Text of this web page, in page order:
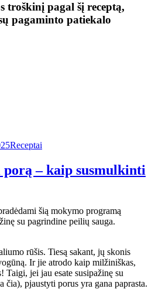
troškinį pagal šį receptą,
pagaminto patiekalo
Receptai
– kaip susmulkinti
šią mokymo programą
su pagrindine peilių sauga.
rūšis. Tiesą sakant, jų skonis
Ir jie atrodo kaip milžiniškas,
Taigi, jei jau esate susipažinę su
čia), pjaustyti porus yra gana paprasta.